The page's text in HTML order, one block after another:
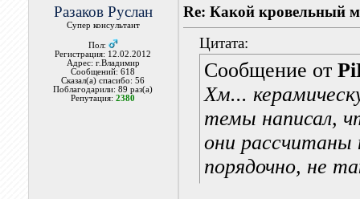
Разаков Руслан
Супер консультант
Пол:
Регистрация: 12.02.2012
Адрес: г.Владимир
Сообщений: 618
Сказал(а) спасибо: 56
Поблагодарили: 89 раз(а)
Репутация:2380
Re: Какой кровельный
Цитата:
Сообщение от
Хм...
темы написал,
они рассчитаны
порядочно, не